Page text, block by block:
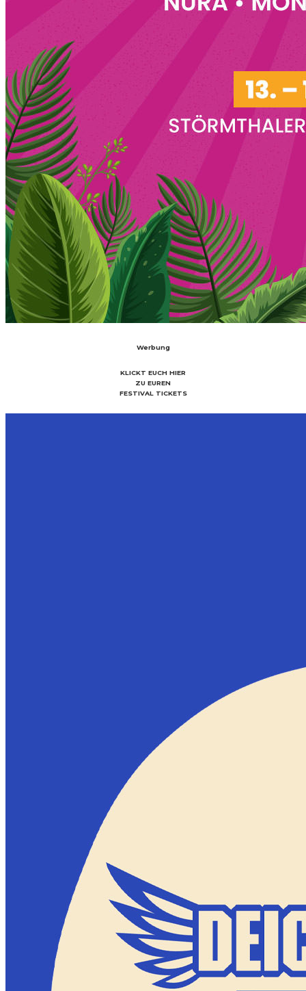
Werbung
KLICKT EUCH HIER
ZU EUREN
FESTIVAL TICKETS